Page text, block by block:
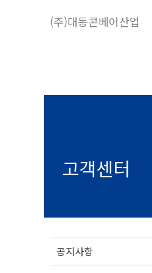
(주)대동콘베어산업
고객센터
공지사항